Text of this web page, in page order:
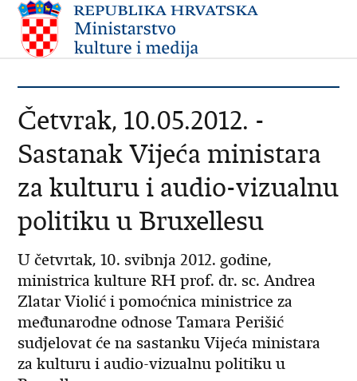
Četvrak, 10.05.2012. -
Sastanak Vijeća ministara
za kulturu i audio-vizualnu
politiku u Bruxellesu
U četvrtak, 10. svibnja 2012. godine,
ministrica kulture RH prof. dr. sc. Andrea
Zlatar Violić i pomoćnica ministrice za
međunarodne odnose Tamara Perišić
sudjelovat će na sastanku Vijeća ministara
za kulturu i audio-vizualnu politiku u